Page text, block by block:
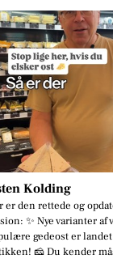
Kolding
er den rettede og
✨ Nye varianter af
gedeost er
🧀 Du kender